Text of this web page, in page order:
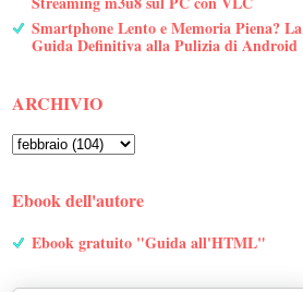
Smartphone Lento e Memoria Piena? La
Guida Definitiva alla Pulizia di Android
ARCHIVIO
Ebook dell'autore
Ebook gratuito "Guida all'HTML"